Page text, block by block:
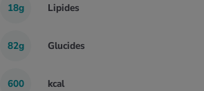
18g Lipides
82g Glucides
600 kcal